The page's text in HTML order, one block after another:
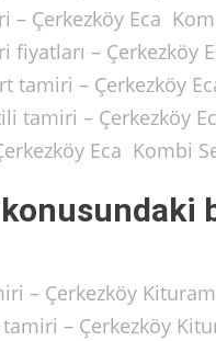
– Çerkezköy Eca
fiyatları – Çerkezköy
tamiri – Çerkezköy
tamiri – Çerkezköy
Eca Kombi
– Çerkezköy
– Çerkezköy